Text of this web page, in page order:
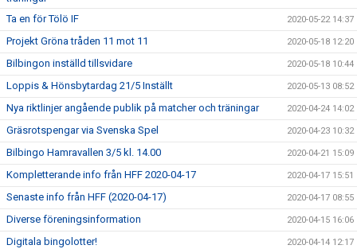
Ta en för Tölö IF 2020-05-22 14:37
Projekt Gröna tråden 11 mot 11 2020-05-18 12:20
Bilbingon inställd tillsvidare 2020-05-18 10:44
Loppis & Hönsbytardag 21/5 Inställt 2020-05-13 08:52
Nya riktlinjer angående publik på matcher och träningar 2020-04-24 14:02
Gräsrotspengar via Svenska Spel 2020-04-23 10:32
Bilbingo Hamravallen 3/5 kl. 14.00 2020-04-21 15:09
Kompletterande info från HFF 2020-04-17 2020-04-17 15:51
Senaste info från HFF (2020-04-17) 2020-04-17 08:55
Diverse föreningsinformation 2020-04-15 16:06
Digitala bingolotter! 2020-04-14 12:17